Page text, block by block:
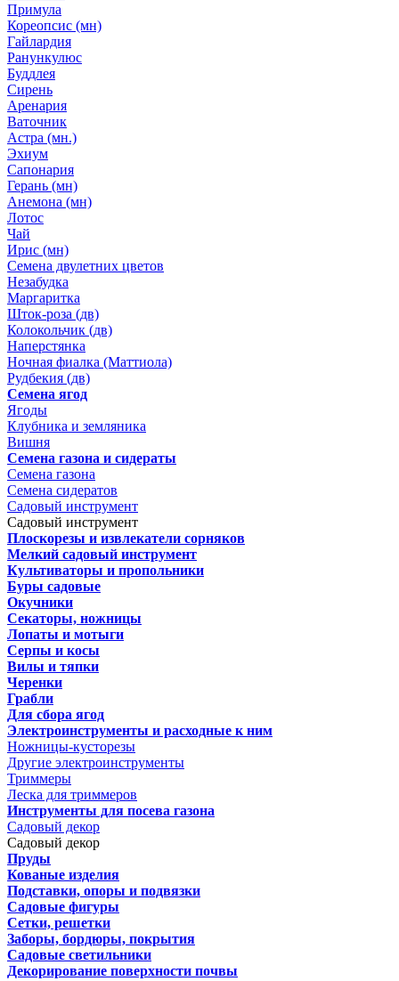
Примула
Кореопсис (мн)
Гайлардия
Ранункулюс
Буддлея
Сирень
Аренария
Ваточник
Астра (мн.)
Эхиум
Сапонария
Герань (мн)
Анемона (мн)
Лотос
Чай
Ирис (мн)
Семена двулетних цветов
Незабудка
Маргаритка
Шток-роза (дв)
Колокольчик (дв)
Наперстянка
Ночная фиалка (Маттиола)
Рудбекия (дв)
Семена ягод
Ягоды
Клубника и земляника
Вишня
Семена газона и сидераты
Семена газона
Семена сидератов
Садовый инструмент
Садовый инструмент
Плоскорезы и извлекатели сорняков
Мелкий садовый инструмент
Культиваторы и пропольники
Буры садовые
Окучники
Секаторы, ножницы
Лопаты и мотыги
Серпы и косы
Вилы и тяпки
Черенки
Грабли
Для сбора ягод
Электроинструменты и расходные к ним
Ножницы-кусторезы
Другие электроинструменты
Триммеры
Леска для триммеров
Инструменты для посева газона
Садовый декор
Садовый декор
Пруды
Кованые изделия
Подставки, опоры и подвязки
Садовые фигуры
Сетки, решетки
Заборы, бордюры, покрытия
Садовые светильники
Декорирование поверхности почвы